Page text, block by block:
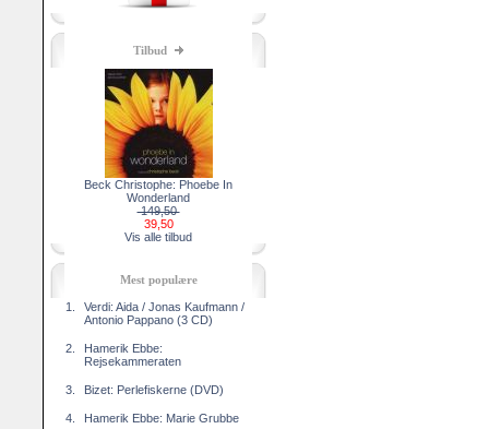
Tilbud
Beck Christophe: Phoebe In
Wonderland
149,50
39,50
Vis alle tilbud
Mest populære
1.
Verdi: Aida / Jonas Kaufmann /
Antonio Pappano (3 CD)
2.
Hamerik Ebbe:
Rejsekammeraten
3. Bizet: Perlefiskerne (DVD)
4. Hamerik Ebbe: Marie Grubbe